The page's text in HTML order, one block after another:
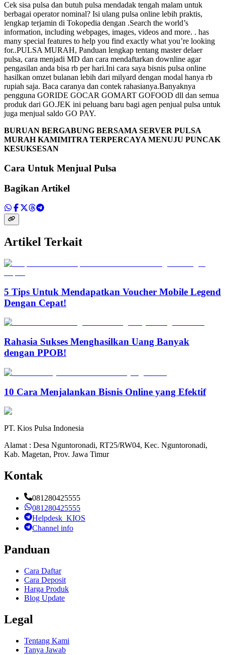
Cek sisa pulsa dan butuh pulsa mendadak tengah malam untuk
berbagai operator nominal? Isi ulang pulsa online lebih praktis,
lengkap terjamin di Tokopedia dengan .Search the world’s
information, including webpages, images, videos and more. . has
many special features to help you find exactly what you’re looking
for..PULSA MURAH, Panduan lengkap tentang master delaer
pulsa, cara menjadi MD dan cara mendaftarkan downline agar
pengasilan anda bisa rb per hari.Ini cara saya bisnis pulsa online
hasilkan omzet bulanan lebih dari milyard dengan modal hanya rb
rupiah saja. Baca caranya dan contek rahasianya.Banyaknya
pengguna GORIDE GOCAR GOMART GOFOOD dll dan semua
produk dari GO.JEK ini peluang baru bagi agen penjual pulsa untuk
juga menjual saldo GO PAY.
BURUAN BERGABUNG BERSAMA SERVER PULSA
MURAH KAMIMITRA TERPERCAYA MENUJU PUNCAK
KESUKSESAN
Cara Untuk Menjual Pulsa
Bagikan Artikel
Artikel Terkait
5 Tips Untuk Mendapatkan Voucher Mobile Legend
Dengan Cepat!
Rahasia Sukses Menghasilkan Uang Banyak
dengan PPOB!
10 Cara Menjalankan Bisnis Online yang Efektif
PT. Kios Pulsa Indonesia
Alamat : Desa Nguntoronadi, RT25/RW04, Kec. Nguntoronadi,
Kab. Magetan, Prov. Jawa Timur
Kontak
081280425555
081280425555
Helpdesk_KIOS
Channel info
Panduan
Cara Daftar
Cara Deposit
Harga Produk
Blog Update
Legal
Tentang Kami
Tanya Jawab